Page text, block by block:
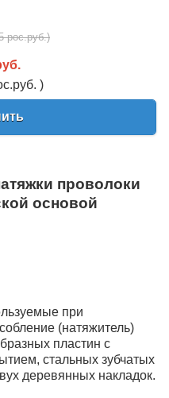
рос.руб.)
)
проволоки
основой
при
(натяжитель)
пластин с
стальных зубчатых
деревянных накладок.